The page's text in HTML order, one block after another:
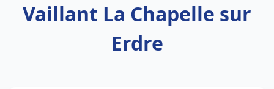
Vaillant La Chapelle sur
Erdre